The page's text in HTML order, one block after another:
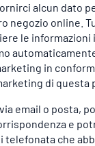
alcun dato
negozio online.
le informazioni
in
di questa
email o posta,
e
che